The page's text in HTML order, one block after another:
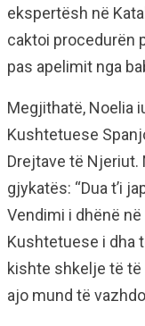
ekspertësh në
caktoi procedurën
pas apelimit nga
Megjithatë, Noelia
Kushtetuese
Drejtave të Njeriut.
gjykatës: “Dua t’i
Vendimi i dhënë
Kushtetuese i dha
kishte shkelje të
ajo mund të